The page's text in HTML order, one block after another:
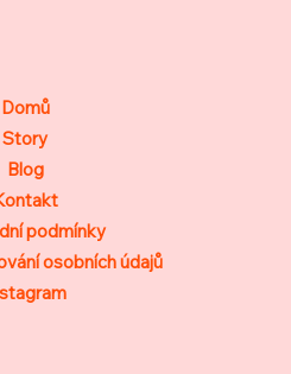
Domů
Story
Blog
podmínky
osobních údajů